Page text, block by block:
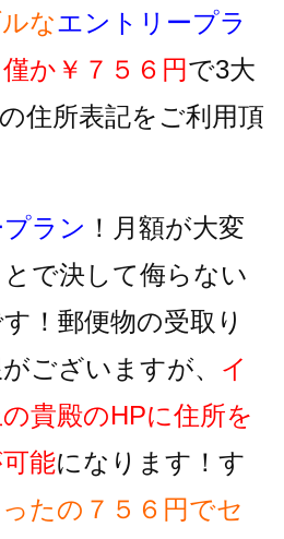
なエントリープラ
僅か￥７５６円で3大
住所表記をご利用頂
ラン ！月額が大変
で決して侮らない
！郵便物の受取り
ございますが、 イ
貴殿のHPに住所を
能になります！す
たの７５６円でセ